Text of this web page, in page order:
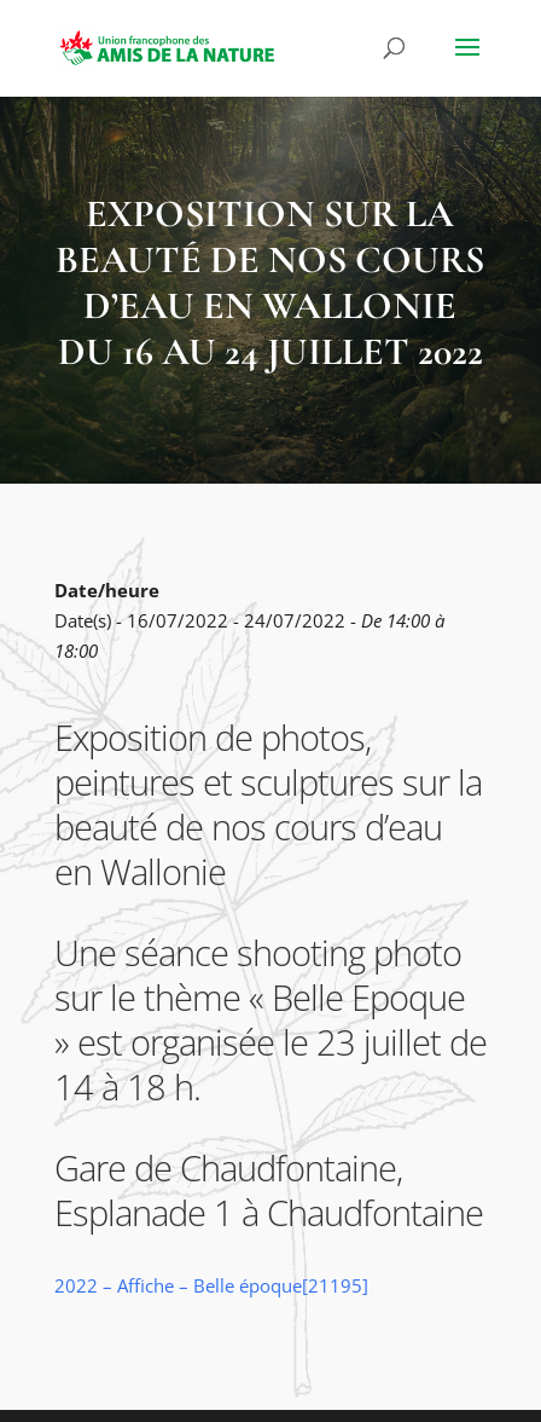
EXPOSITION SUR LA
BEAUTÉ DE NOS COURS
D’EAU EN WALLONIE
DU 16 AU 24 JUILLET 2022
Date/heure
Date(s) - 16/07/2022 - 24/07/2022 - De 14:00 à
18:00
Exposition de photos,
peintures et sculptures sur la
beauté de nos cours d’eau
en Wallonie
Une séance shooting photo
sur le thème « Belle Epoque
» est organisée le 23 juillet de
14 à 18 h.
Gare de Chaudfontaine,
Esplanade 1 à Chaudfontaine
2022 – Affiche – Belle époque[21195]